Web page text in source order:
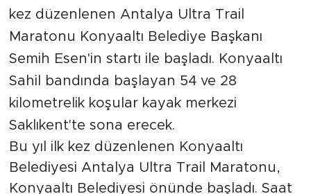
kez düzenlenen Antalya Ultra Trail
Maratonu Konyaaltı Belediye Başkanı
Semih Esen'in startı ile başladı. Konyaaltı
Sahil bandında başlayan 54 ve 28
kilometrelik koşular kayak merkezi
Saklıkent'te sona erecek.
Bu yıl ilk kez düzenlenen Konyaaltı
Belediyesi Antalya Ultra Trail Maratonu,
Konyaaltı Belediyesi önünde başladı. Saat